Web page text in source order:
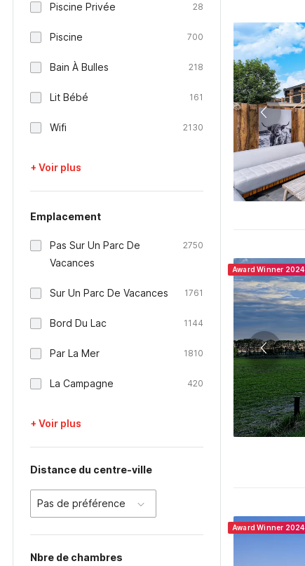
Piscine Privée 28
Piscine 700
Bain À Bulles 218
Lit Bébé 161
Wifi 2130
+ Voir plus
Emplacement
Pas Sur Un Parc De
Vacances
2750
Sur Un Parc De Vacances 1761
Bord Du Lac 1144
Par La Mer 1810
La Campagne 420
+ Voir plus
Distance du centre-ville
Pas de préférence
Nbre de chambres
Award Winner 2024
Award Winner 2024